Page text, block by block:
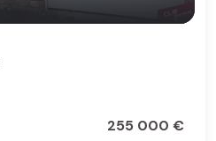
255 000 €